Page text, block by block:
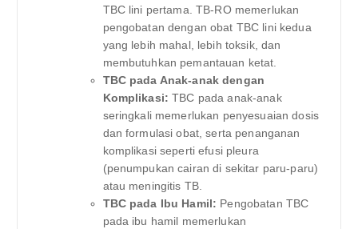
TBC lini pertama. TB-RO memerlukan
pengobatan dengan obat TBC lini kedua
yang lebih mahal, lebih toksik, dan
membutuhkan pemantauan ketat.
TBC pada Anak-anak dengan
Komplikasi: TBC pada anak-anak
seringkali memerlukan penyesuaian dosis
dan formulasi obat, serta penanganan
komplikasi seperti efusi pleura
(penumpukan cairan di sekitar paru-paru)
atau meningitis TB.
TBC pada Ibu Hamil: Pengobatan TBC
pada ibu hamil memerlukan